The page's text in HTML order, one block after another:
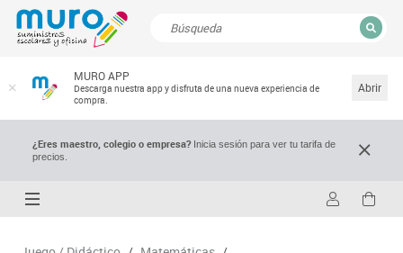
MURO APP
Descarga nuestra app y disfruta de una nueva experiencia de
compra.
Abrir
¿Eres maestro, colegio o empresa?Inicia sesión para ver tu tarifa de
precios.